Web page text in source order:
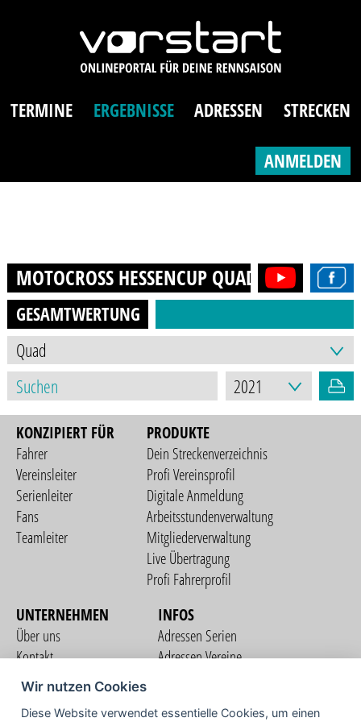
TERMINE ERGEBNISSE ADRESSEN STRECKEN
ANMELDEN
MOTOCROSS HESSENCUP QUAD 2021
GESAMTWERTUNG
KONZIPIERT FÜR
Fahrer
Vereinsleiter
Serienleiter
Fans
Teamleiter
PRODUKTE
Dein Streckenverzeichnis
Profi Vereinsprofil
Digitale Anmeldung
Arbeitsstundenverwaltung
Mitgliederverwaltung
Live Übertragung
Profi Fahrerprofil
UNTERNEHMEN
Über uns
Kontakt
Nutzungsbedingungen
Datenschutzerklärung
INFOS
Adressen Serien
Adressen Vereine
Wir nutzen Cookies
Diese Website verwendet essentielle Cookies, um einen